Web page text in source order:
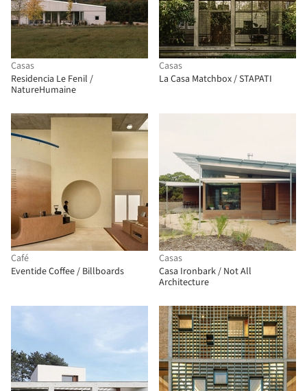
Casas
Residencia Le Fenil /
NatureHumaine
Casas
La Casa Matchbox / STAPATI
Café
Eventide Coffee / Billboards
Casas
Casa Ironbark / Not All
Architecture